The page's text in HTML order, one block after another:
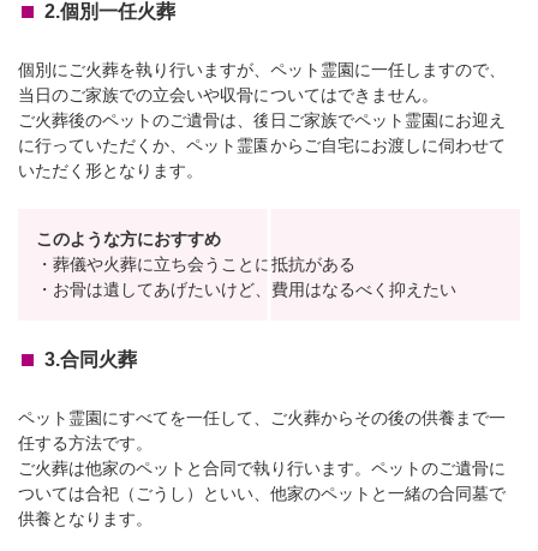
2.個別一任火葬
個別にご火葬を執り行いますが、ペット霊園に一任しますので、
当日のご家族での立会いや収骨についてはできません。
ご火葬後のペットのご遺骨は、後日ご家族でペット霊園にお迎え
に行っていただくか、ペット霊園からご自宅にお渡しに伺わせて
いただく形となります。
このような方におすすめ
・葬儀や火葬に立ち会うことに抵抗がある
・お骨は遺してあげたいけど、費用はなるべく抑えたい
3.合同火葬
ペット霊園にすべてを一任して、ご火葬からその後の供養まで一
任する方法です。
ご火葬は他家のペットと合同で執り行います。ペットのご遺骨に
ついては合祀（ごうし）といい、他家のペットと一緒の合同墓で
供養となります。